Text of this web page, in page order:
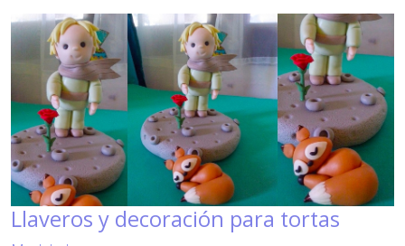
Llaveros y decoración para tortas